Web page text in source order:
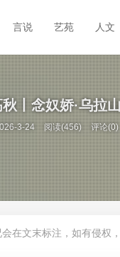
言说 艺苑 人文
丨念奴娇·乌拉
3-24 阅读(456) 评论(0)
在文末标注，如有侵权